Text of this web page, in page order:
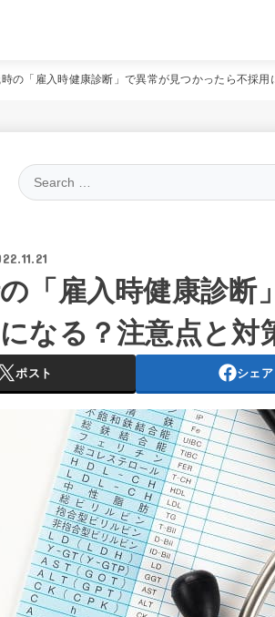
の「雇入時健康診断」で異常が見つかったら不採
for:
「雇入時健康診断
なる？注意点と対
ポスト シェア